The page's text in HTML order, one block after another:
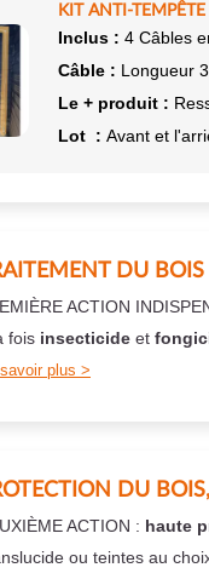
KIT ANTI-TEMPÊTE
Inclus : 4 Câbles
Câble : Longueur
Le + produit :
Lot : Avant et
DU BOIS
ACTION
fois insecticide et
plus
DU
ACTION : haute
ou teintes au